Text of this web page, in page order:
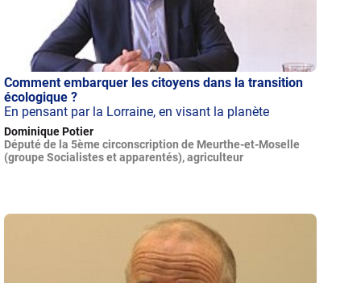
Comment embarquer les citoyens dans la transition
écologique ?
En pensant par la Lorraine, en visant la planète
Dominique Potier
Député de la 5ème circonscription de Meurthe-et-Moselle
(groupe Socialistes et apparentés), agriculteur